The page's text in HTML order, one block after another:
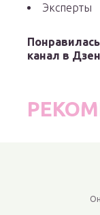
Эксперты
канал в